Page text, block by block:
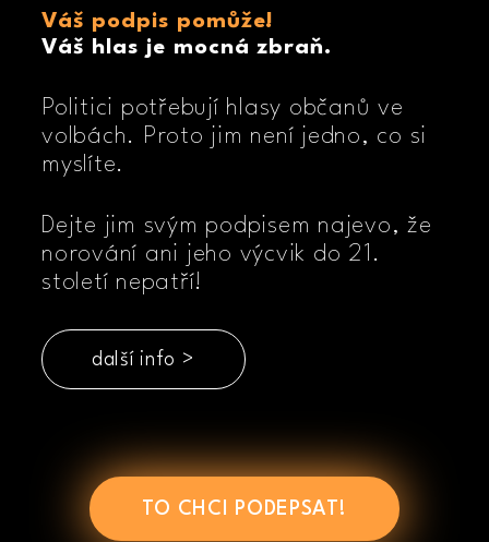
Váš podpis pomůže!
Váš hlas je mocná zbraň.
Politici potřebují hlasy občanů ve
volbách. Proto jim není jedno, co si
myslíte.
Dejte jim svým podpisem najevo, že
norování ani jeho výcvik do 21.
století nepatří!
další info >
TO CHCI PODEPSAT!